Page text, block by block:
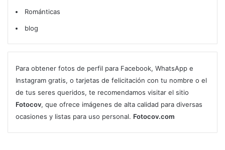
Románticas
blog
Para obtener fotos de perfil para Facebook, WhatsApp e
Instagram gratis, o tarjetas de felicitación con tu nombre o el
de tus seres queridos, te recomendamos visitar el sitio
Fotocov, que ofrece imágenes de alta calidad para diversas
ocasiones y listas para uso personal. Fotocov.com